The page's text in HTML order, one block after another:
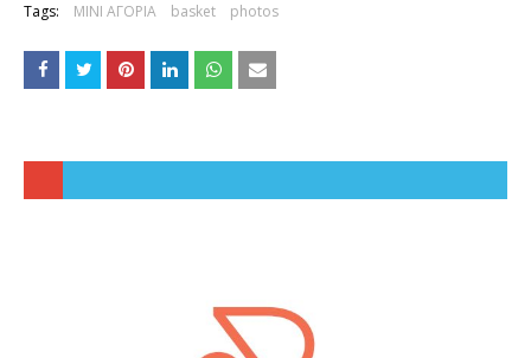
Tags: ΜΙΝΙ ΑΓΟΡΙΑ basket photos